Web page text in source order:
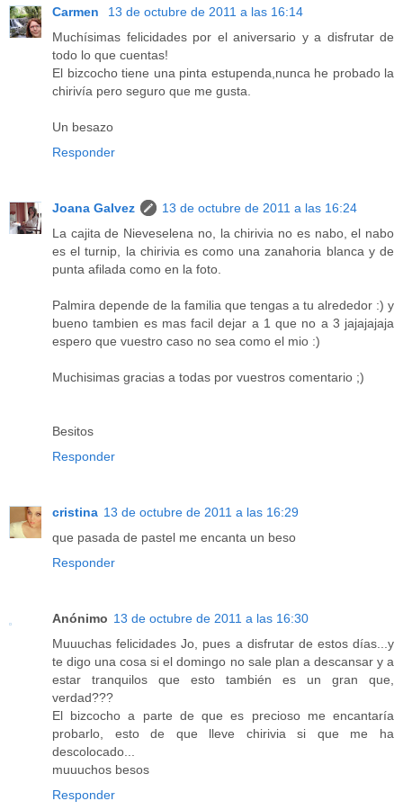
Carmen
13 de octubre de 2011 a las 16:14
Muchísimas felicidades por el aniversario y a disfrutar de
todo lo que cuentas!
El bizcocho tiene una pinta estupenda,nunca he probado la
chirivía pero seguro que me gusta.
Un besazo
Responder
Joana Galvez
13 de octubre de 2011 a las 16:24
La cajita de Nieveselena no, la chirivia no es nabo, el nabo
es el turnip, la chirivia es como una zanahoria blanca y de
punta afilada como en la foto.
Palmira depende de la familia que tengas a tu alrededor :) y
bueno tambien es mas facil dejar a 1 que no a 3 jajajajaja
espero que vuestro caso no sea como el mio :)
Muchisimas gracias a todas por vuestros comentario ;)
Besitos
Responder
cristina 13 de octubre de 2011 a las 16:29
que pasada de pastel me encanta un beso
Responder
Anónimo 13 de octubre de 2011 a las 16:30
Muuuchas felicidades Jo, pues a disfrutar de estos días...y
te digo una cosa si el domingo no sale plan a descansar y a
estar tranquilos que esto también es un gran que,
verdad???
El bizcocho a parte de que es precioso me encantaría
probarlo, esto de que lleve chirivia si que me ha
descolocado...
muuuchos besos
Responder